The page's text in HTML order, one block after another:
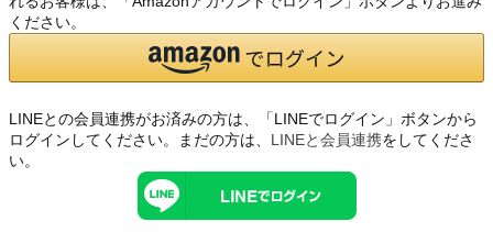
ください。
LINEとの会員連携がお済みの方は、「LINEでログイン」ボタンから
ログインしてください。まだの方は、 LINEと会員連携をしてくださ
い。